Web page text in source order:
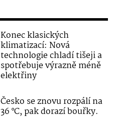
Konec klasických
klimatizací: Nová
technologie chladí tišeji a
spotřebuje výrazně méně
elektřiny
Česko se znovu rozpálí na
36 °C, pak dorazí bouřky.